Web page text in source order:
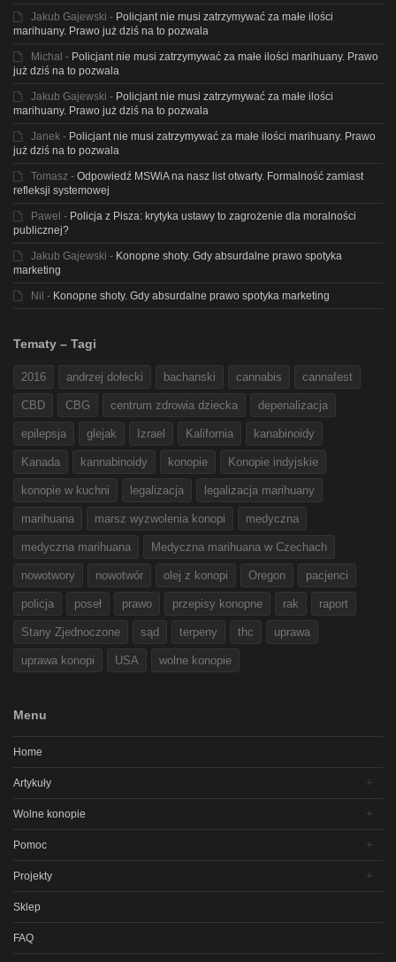
Jakub Gajewski - Policjant nie musi zatrzymywać za małe ilości
marihuany. Prawo już dziś na to pozwala
Michal - Policjant nie musi zatrzymywać za małe ilości marihuany. Prawo
już dziś na to pozwala
Jakub Gajewski - Policjant nie musi zatrzymywać za małe ilości
marihuany. Prawo już dziś na to pozwala
Janek - Policjant nie musi zatrzymywać za małe ilości marihuany. Prawo
już dziś na to pozwala
Tomasz - Odpowiedź MSWiA na nasz list otwarty. Formalność zamiast
refleksji systemowej
Pawel - Policja z Pisza: krytyka ustawy to zagrożenie dla moralności
publicznej?
Jakub Gajewski - Konopne shoty. Gdy absurdalne prawo spotyka
marketing
Nil - Konopne shoty. Gdy absurdalne prawo spotyka marketing
Tematy – Tagi
2016 andrzej dołecki bachanski cannabis cannafest
CBD CBG centrum zdrowia dziecka depenalizacja
epilepsja glejak Izrael Kalifornia kanabinoidy
Kanada kannabinoidy konopie Konopie indyjskie
konopie w kuchni legalizacja legalizacja marihuany
marihuana marsz wyzwolenia konopi medyczna
medyczna marihuana Medyczna marihuana w Czechach
nowotwory nowotwór olej z konopi Oregon pacjenci
policja poseł prawo przepisy konopne rak raport
Stany Zjednoczone sąd terpeny thc uprawa
uprawa konopi USA wolne konopie
Menu
Home
Artykuły
Wolne konopie
Pomoc
Projekty
Sklep
FAQ